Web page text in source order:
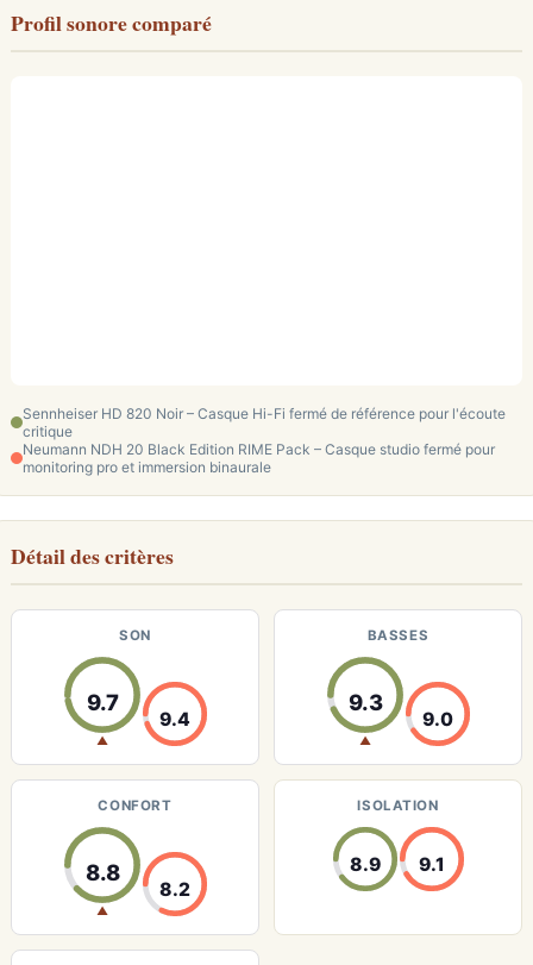
Profil sonore comparé
Sennheiser HD 820 Noir – Casque Hi-Fi fermé de référence pour l'écoute
critique
Neumann NDH 20 Black Edition RIME Pack – Casque studio fermé pour
monitoring pro et immersion binaurale
Détail des critères
SON
9.7
▲
9.4
BASSES
9.3
▲
9.0
CONFORT
8.8
▲
8.2
ISOLATION
8.9 9.1